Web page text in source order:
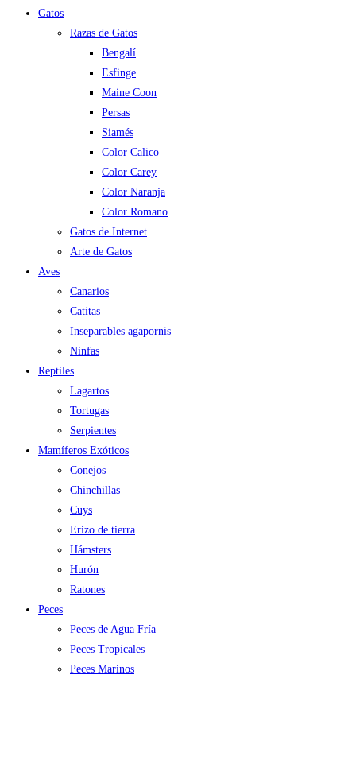
Gatos
Razas de Gatos
Bengalí
Esfinge
Maine Coon
Persas
Siamés
Color Calico
Color Carey
Color Naranja
Color Romano
Gatos de Internet
Arte de Gatos
Aves
Canarios
Catitas
Inseparables agapornis
Ninfas
Reptiles
Lagartos
Tortugas
Serpientes
Mamíferos Exóticos
Conejos
Chinchillas
Cuys
Erizo de tierra
Hámsters
Hurón
Ratones
Peces
Peces de Agua Fría
Peces Tropicales
Peces Marinos